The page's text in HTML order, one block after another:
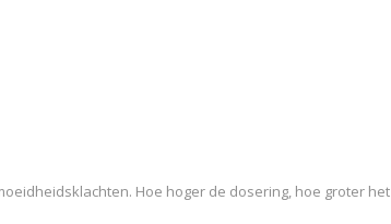
Hoe hoger de dosering, hoe groter het